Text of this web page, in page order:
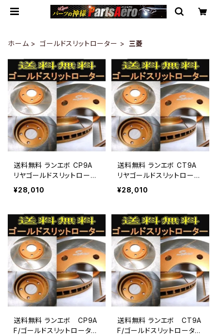
ホーム ゴールドスリットローター 三菱
送料無料 ランエボ CP9A
リヤゴールドスリットロータ
ー＆パッド FBK SPIRITスポ
ーツパッド
¥28,010
送料無料 ランエボ CT9A
リヤゴールドスリットロータ
ー＆パッド FBK SPIRITスポ
ーツパッド
¥28,010
送料無料 ランエボ CP9A
F/ゴールドスリットローター
送料無料 ランエボ CT9A
F/ゴールドスリットローター